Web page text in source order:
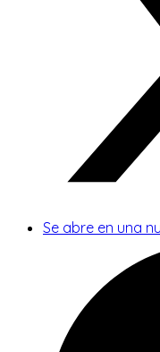
Se abre en una